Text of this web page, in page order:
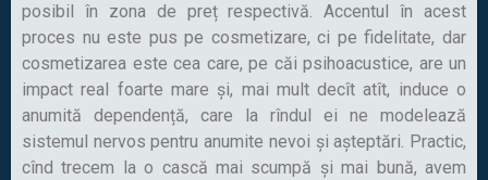
posibil în zona de preț respectivă. Accentul în acest
proces nu este pus pe cosmetizare, ci pe fidelitate, dar
cosmetizarea este cea care, pe căi psihoacustice, are un
impact real foarte mare și, mai mult decît atît, induce o
anumită dependență, care la rîndul ei ne modelează
sistemul nervos pentru anumite nevoi și așteptări. Practic,
cînd trecem la o cască mai scumpă și mai bună, avem